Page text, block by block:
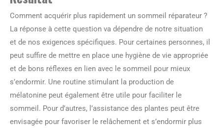
Comment acquérir plus rapidement un sommeil réparateur ?
La réponse à cette question va dépendre de notre situation
et de nos exigences spécifiques. Pour certaines personnes, il
peut suffire de mettre en place une hygiène de vie appropriée
et de bons réflexes en lien avec le sommeil pour mieux
s’endormir. Une routine stimulant la production de
mélatonine peut également être utile pour faciliter le
sommeil. Pour d’autres, l’assistance des plantes peut être
envisagée pour favoriser le relâchement et s’endormir plus